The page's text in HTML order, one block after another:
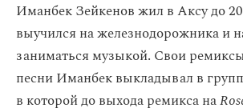
Иманбек Зейкенов жил в Аксу до
выучился на железнодорожника и
заниматься музыкой. Свои
песни Иманбек выкладывал в
в которой до выхода ремикса на